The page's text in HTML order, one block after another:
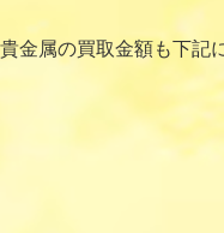
金属の買取金額も下記